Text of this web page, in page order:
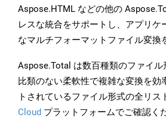
Aspose.HTML などの他の
レスな統合をサポートし、アプリケ
なマルチフォーマットファイル変換
Aspose.Total は数百種類のファイル
比類のない柔軟性で複雑な変換を効
トされているファイル形式の全リス
Cloud プラットフォームでご確認く